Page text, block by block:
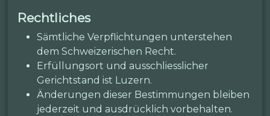
Rechtliches
Sämtliche Verpflichtungen unterstehen
dem Schweizerischen Recht.
Erfüllungsort und ausschliesslicher
Gerichtstand ist Luzern.
Änderungen dieser Bestimmungen bleiben
jederzeit und ausdrücklich vorbehalten.